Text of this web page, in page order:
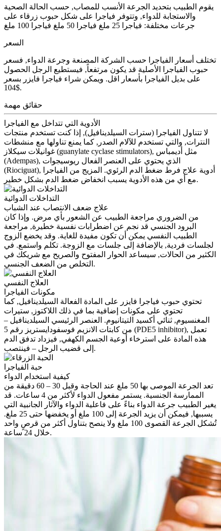
يقوم الطبيب بتحديد الجرعة الأنسب للمصاب, حسب الحالة الصحية
والاستجابة للدواء, وتتوفر فياجرا على شكل حبوب زرقاء على
جرعات مختلفة: فياجرا 25 ملغ فياجرا 50 ملغ فياجرا 100 ملغ
السعر
تختلف أسعار الفياجرا حسب الشركة المصنعة وجرعة الدواء, فسعر
حبوب الفياجرا الأصلية قد يكون مرتفعاً, فيستطيع الرجل الحصول
على بديل الفياجرا بأسعار اقل. ويمكن شراء فياجرا فايزر بسعر
104$.
حقائق مهمة
الأدوية التي تتداخل مع الفياجرا
لا تتناول الفياجرا (سترات السيلدينافيل), إذا كنت تستخدم منتجات
النترات, والتي تستخدم للآلام الصدر, كما يمنع تناولها مع منشطات
غوانيلات سيكلاز (guanylate cyclase stimulators), مثل أديمباس
(Adempas), الذي يحتوي على العنصر الفعال ريوسيجوات
(Riociguat), أدوية علاج فرط ضغط الدم الرئوي. المزيج من الفياجرا
مع أي من هذه الأدوية يسبب انخفاض ضغط الدم بشكل خطير.
التداخلات الدوائية
علاج ضعف الانتصاب عند الشباب
من الضروري مراجعة الطبيب عن الشعور بأي مرض. وإذا كان
البرود الجنسي قد نجم عن اضطرابات نفسية خطيرة, مراجعة
الطبيب النفسي يمكن أن تكون مفيدة للغاية. وقد يخضع الزوج
لجلسات فردية, بالإضافة إلى جلسات مع الزوجة. تكلم واستمع. في
الكثير من الحالات, سيساعد الحوار المفتوح والصريح مع شريكك في
التخلص من الضعف الجنسي.
العلاج النفسي
مكونات الفياجرا
تحتوي حبوب فياجرا فايزر على المادة الفعالة السيلدينافيل, كما
تحتوي على مكونات إضافية بما في ذلك اللاكتوز, ستيرات
المغنسيوم, ثنائي أكسيد التيتانيوم. العنصر الرئيسي السيلدينافيل –
من كابتات الانزيم فوسفودايستريز رقم 5 (PDE5 inhibitor), تعمل
هذه المادة على استرخاء أوعية الجسم الكهفي, فيزداد تدفق الدم
إلى قضيب الرجل – فينتصب.
حبة الفياجرا
كيفية استخدام الدواء
تعد الجرعة الموصى بها 50 ملغ عند الحاجة وقبل 30 – 60 دقيقة من
الممارسة الجنسية. يستمر مفعول الدواء لأكثر من 4 ساعات. قد
يغير الطبيب جرعة الدواء بناءً على فاعلية الدواء والآثار الجانبية التي
يسببها, فيمكن أن يزيد الجرعة إلى 100 ملغ أو يخفضها حتى 25 ملغ.
تُشكل الجرعة القصوى 100 ملغ ولا ينصح بتناول أكثر من قرصٍ واحد
خلال 24 ساعة.